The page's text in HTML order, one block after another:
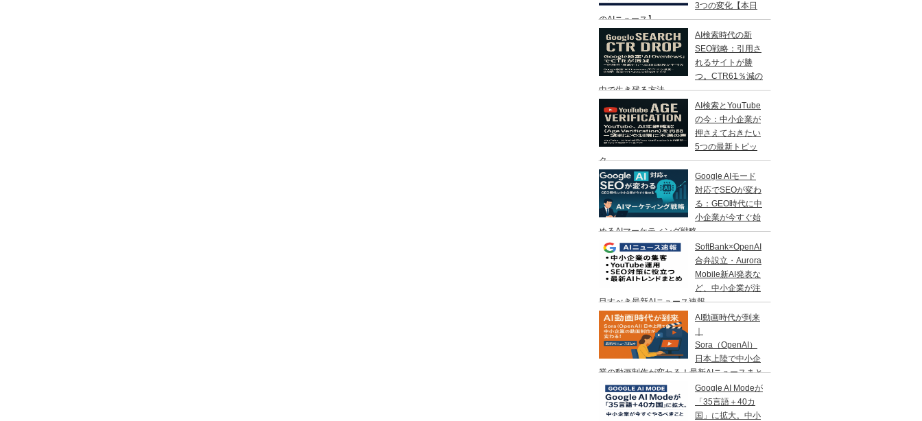
3つの変化【本日
のAIニュース】
AI検索時代の新
SEO戦略：引用さ
れるサイトが勝
つ。CTR61％減の
中で生き残る方法
AI検索とYouTube
の今：中小企業が
押さえておきたい
5つの最新トピッ
ク
Google AIモード
対応でSEOが変わ
る：GEO時代に中
小企業が今すぐ始
めるAIマーケティング戦略
SoftBank×OpenAI
合弁設立・Aurora
Mobile新AI発表な
ど、中小企業が注
目すべき最新AIニュース速報
AI動画時代が到来
Sora（OpenAI）
日本上陸で中小企
業の動画制作が変わる！最新AIニュースまと
め
Google AI Modeが
「35言語＋40カ
国」に拡大。中小